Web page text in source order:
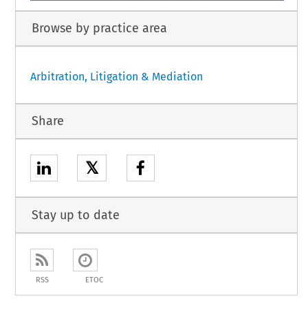
Browse by practice area
Arbitration, Litigation & Mediation
Share
𝕏
Stay up to date
RSS ETOC